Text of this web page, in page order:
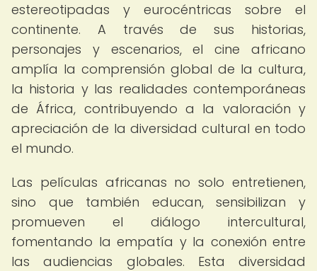
estereotipadas y eurocéntricas sobre el
continente. A través de sus historias,
personajes y escenarios, el cine africano
amplía la comprensión global de la cultura,
la historia y las realidades contemporáneas
de África, contribuyendo a la valoración y
apreciación de la diversidad cultural en todo
el mundo.
Las películas africanas no solo entretienen,
sino que también educan, sensibilizan y
promueven el diálogo intercultural,
fomentando la empatía y la conexión entre
las audiencias globales. Esta diversidad